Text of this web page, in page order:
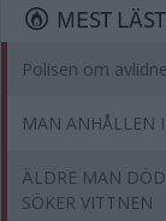
MEST LÄST
Polisen om
MAN ANHÅLLEN
ÄLDRE MAN
SÖKER VITTNEN